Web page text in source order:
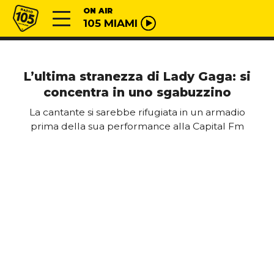
Vai al contenuto
Radio 105 ON AIR
105 MIAMI
L’ultima stranezza di Lady Gaga: si
concentra in uno sgabuzzino
La cantante si sarebbe rifugiata in un armadio
prima della sua performance alla Capital Fm